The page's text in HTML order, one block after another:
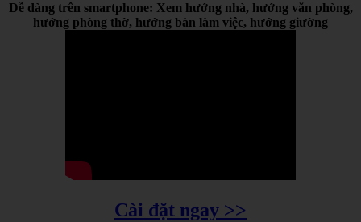
Dễ dàng trên smartphone: Xem hướng nhà, hướng văn phòng,
hướng phòng thờ, hướng bàn làm việc, hướng giường
Cài đặt ngay >>